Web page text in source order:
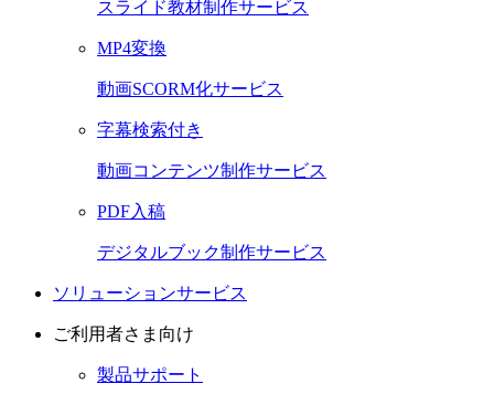
スライド教材制作サービス
MP4変換
動画SCORM化サービス
字幕検索付き
動画コンテンツ制作サービス
PDF入稿
デジタルブック制作サービス
ソリューションサービス
ご利用者さま向け
製品サポート